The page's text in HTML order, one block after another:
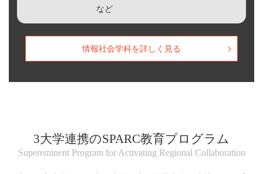
など
情報社会学科を詳しく見る
3大学連携のSPARC教育プログラム
Supereminent Program for Activating Regional Collaboration